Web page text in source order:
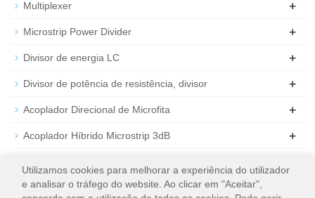
Multiplexer +
Microstrip Power Divider +
Divisor de energia LC +
Divisor de potência de resistência, divisor +
Acoplador Direcional de Microfita +
Acoplador Híbrido Microstrip 3dB +
Carga de RF coaxial
Utilizamos cookies para melhorar a experiência do utilizador
e analisar o tráfego do website. Ao clicar em "Aceitar",